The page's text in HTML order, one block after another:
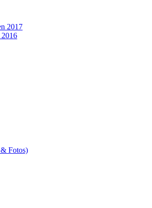
2017
Fotos)